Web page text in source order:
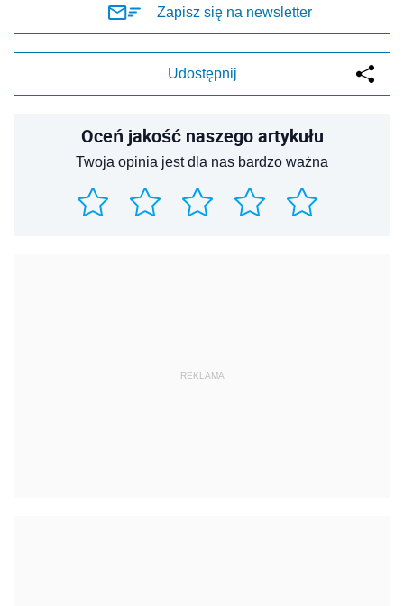
Zapisz się na newsletter
Udostępnij
Oceń jakość naszego artykułu
Twoja opinia jest dla nas bardzo ważna
REKLAMA